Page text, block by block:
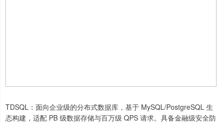
TDSQL：面向企业级的分布式数据库，基于 MySQL/PostgreSQL 生
态构建，适配 PB 级数据存储与百万级 QPS 请求。具备金融级安全防